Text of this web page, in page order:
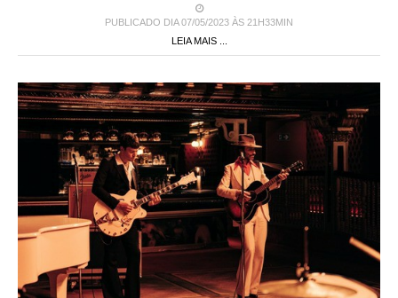
PUBLICADO DIA 07/05/2023 ÀS 21H33MIN
LEIA MAIS ...